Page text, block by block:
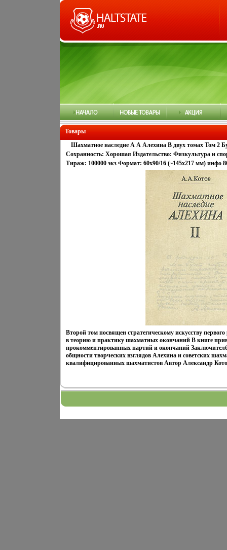
Товары
Шахматное наследие А А Алехина В двух томах Том 2
Сохранность: Хорошая Издательство: Физкультура и
Тираж: 100000 экз Формат: 60x90/16 (~145х217 мм) инфо
Второй том посвящен стратегическому искусству
в теорию и практику шахматных окончаний В книге
прокомментированных партий и окончаний
общности творческих взглядов Алехина и советских
квалифицированных шахматистов Автор Александр